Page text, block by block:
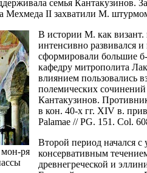
семья Кантакузинов.
Мехмеда II захватили М.
ря
В истории М. как визант.
интенсивно развивался
сформировали большие
кафедру митрополита
влиянием пользовались
полемических
Кантакузинов.
в кон. 40-х гг. XIV в.
Palamae // PG. 151. Col.
Второй период начался
консервативным
древнегреческой и